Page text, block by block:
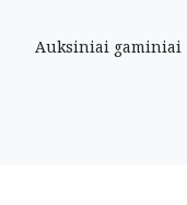
Auksiniai gaminiai